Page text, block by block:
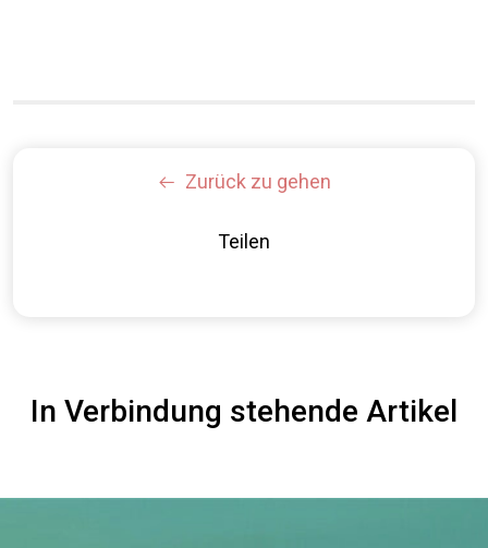
Zurück zu gehen
Teilen
In Verbindung stehende Artikel